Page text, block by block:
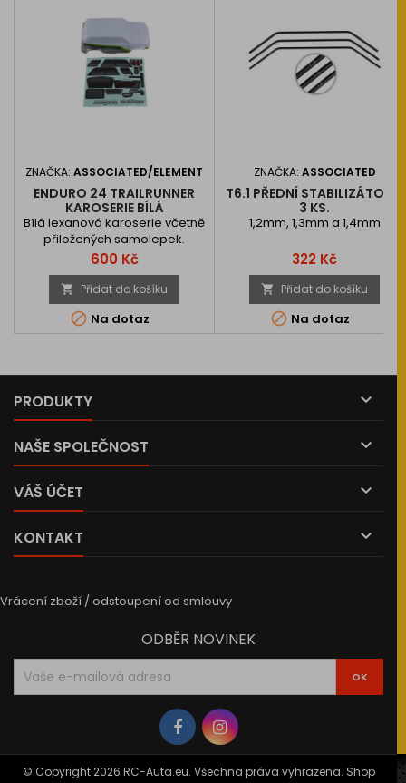
ZNAČKA: ASSOCIATED/ELEMENT
ENDURO 24 TRAILRUNNER
KAROSERIE BÍLÁ
Bílá lexanová karoserie včetně
přiložených samolepek.
Cena
600 Kč
 Přidat do košíku
 Na dotaz
ZNAČKA: ASSOCIATED
T6.1 PŘEDNÍ STABILIZÁTORY,
3 KS.
1,2mm, 1,3mm a 1,4mm
Cena
322 Kč
 Přidat do košíku
 Na dotaz
PRODUKTY 
NAŠE SPOLEČNOST 
VÁŠ ÚČET 
KONTAKT 
Vrácení zboží / odstoupení od smlouvy
ODBĚR NOVINEK
© Copyright 2026 RC-Auta.eu. Všechna práva vyhrazena. Shop